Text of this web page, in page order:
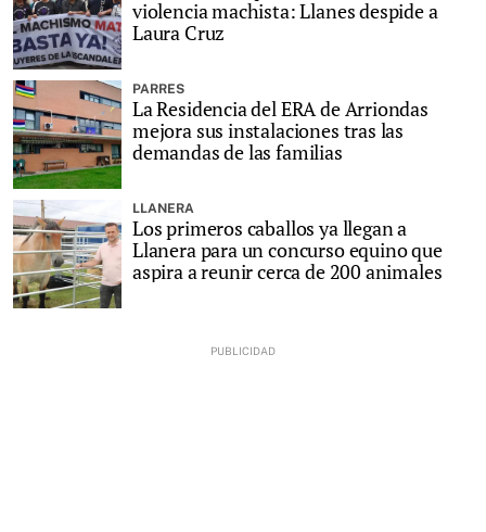
violencia machista: Llanes despide a
Laura Cruz
PARRES
La Residencia del ERA de Arriondas
mejora sus instalaciones tras las
demandas de las familias
LLANERA
Los primeros caballos ya llegan a
Llanera para un concurso equino que
aspira a reunir cerca de 200 animales